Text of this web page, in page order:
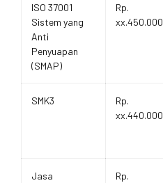
ISO 37001
Sistem yang
Anti
Penyuapan
(SMAP)
Rp.
xx.450.000
SMK3
Rp.
xx.440.000
Jasa
Rp.